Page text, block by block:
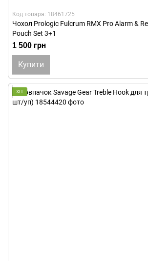
Код товара: 18461725
Чохол Prologic Fulcrum RMX Pro Alarm &
Pouch Set 3+1
1 500 грн
Купити
ХІТ